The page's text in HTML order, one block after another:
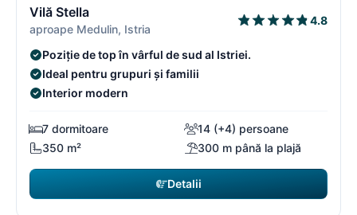
Vilă Stella
aproape Medulin, Istria
4.8
Poziție de top în vârful de sud al Istriei.
Ideal pentru grupuri și familii
Interior modern
7 dormitoare
14 (+4) persoane
350 m²
300 m până la plajă
Detalii